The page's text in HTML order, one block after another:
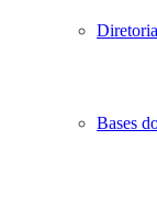
Bases